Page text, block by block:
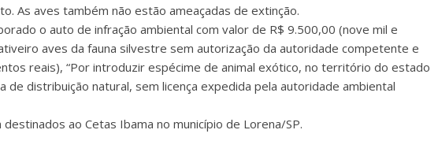
As aves também não estão ameaçadas de extinção.
o auto de infração ambiental com valor de R$ 9.500,00 (nove mil e
aves da fauna silvestre sem autorização da autoridade competente e
reais), “Por introduzir espécime de animal exótico, no território do estado
de distribuição natural, sem licença expedida pela autoridade ambiental
ao Cetas Ibama no município de Lorena/SP.